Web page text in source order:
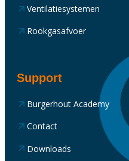
Ventilatiesystemen
Rookgasafvoer
Support
Burgerhout Academy
Contact
Downloads